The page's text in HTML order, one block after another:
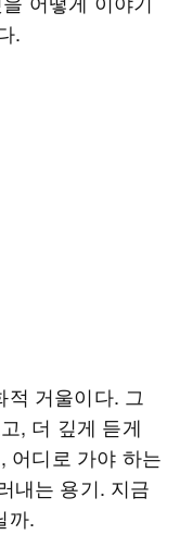
.
거울이다. 그
, 더 깊게 듣게
어디로 가야 하는
내는 용기. 지금
까.